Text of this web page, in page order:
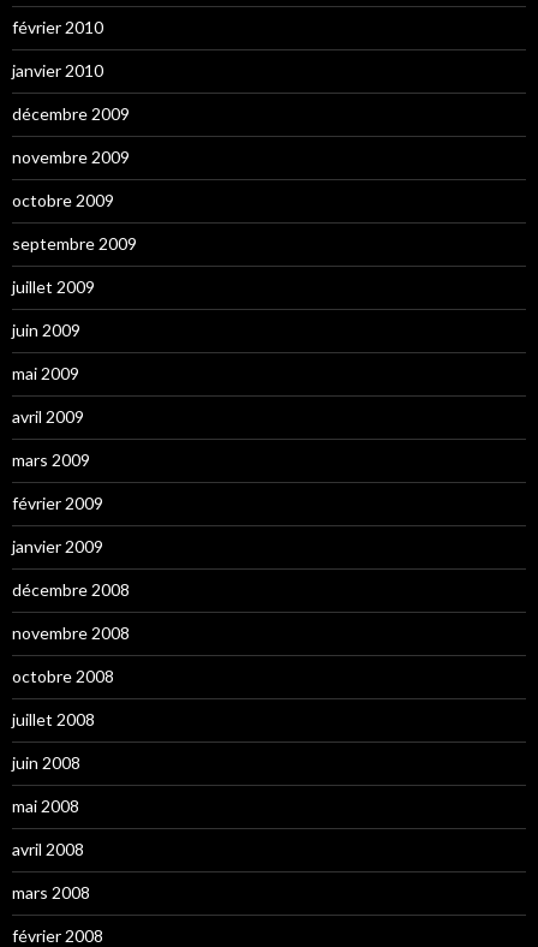
février 2010
janvier 2010
décembre 2009
novembre 2009
octobre 2009
septembre 2009
juillet 2009
juin 2009
mai 2009
avril 2009
mars 2009
février 2009
janvier 2009
décembre 2008
novembre 2008
octobre 2008
juillet 2008
juin 2008
mai 2008
avril 2008
mars 2008
février 2008